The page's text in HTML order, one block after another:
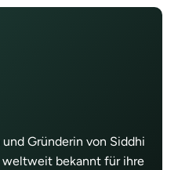
Gründerin von Siddhi
weltweit bekannt für ihre